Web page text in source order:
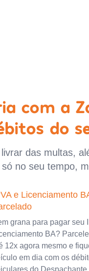
com a
do
das multas,
no seu tempo,
e Licenciamento
grana para pagar seu
BA?
12x agora mesmo e
em dia com os
do Despachante